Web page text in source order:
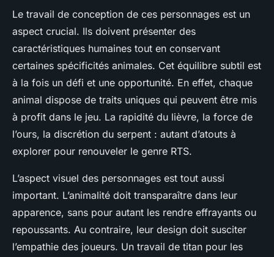
Le travail de conception de ces personnages est un
aspect crucial. Ils doivent présenter des
caractéristiques humaines tout en conservant
certaines spécificités animales. Cet équilibre subtil est
à la fois un défi et une opportunité. En effet, chaque
animal dispose de traits uniques qui peuvent être mis
à profit dans le jeu. La rapidité du lièvre, la force de
l’ours, la discrétion du serpent : autant d’atouts à
explorer pour renouveler le genre RTS.
L’aspect visuel des personnages est tout aussi
important. L’animalité doit transparaître dans leur
apparence, sans pour autant les rendre effrayants ou
repoussants. Au contraire, leur design doit susciter
l’empathie des joueurs. Un travail de titan pour les